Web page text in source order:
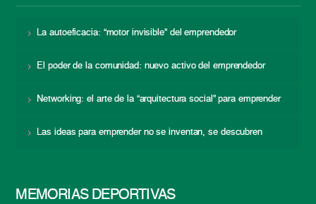
La autoeficacia: “motor invisible” del emprendedor
El poder de la comunidad: nuevo activo del emprendedor
Networking: el arte de la “arquitectura social” para emprender
Las ideas para emprender no se inventan, se descubren
MEMORIAS DEPORTIVAS